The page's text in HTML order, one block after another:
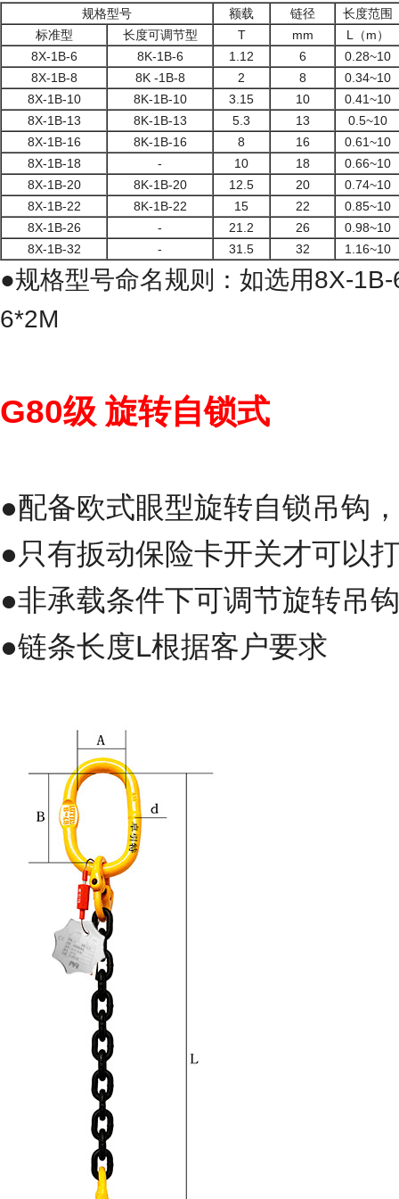
规格型号 额载 链径
长度范围
标准型
长度可调节型 T mm
L（m）
8X-1B-6
8K-1B-6 1.12 6
0.28~10
8X-1B-8
8K -1B-8 2 8
0.34~10
8X-1B-10
8K-1B-10 3.15 10
0.41~10
8X-1B-13
8K-1B-13 5.3 13
0.5~10
8X-1B-16
8K-1B-16 8 16
0.61~10
8X-1B-18
- 10 18
0.66~10
8X-1B-20
8K-1B-20 12.5 20
0.74~10
8X-1B-22
8K-1B-22 15 22
0.85~10
8X-1B-26
- 21.2 26
0.98~10
8X-1B-32
- 31.5 32 1.16~10
●规格型号命名规则：如选用8X-
6*2M
G80级 旋转自锁式
●配备欧式眼型旋转自锁吊钩
●只有扳动保险卡开关才可以
●非承载条件下可调节旋转吊
●链条长度L根据客户要求